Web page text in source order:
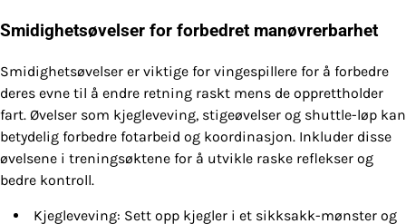
Smidighetsøvelser for forbedret manøvrerbarhet
Smidighetsøvelser er viktige for vingespillere for å forbedre
deres evne til å endre retning raskt mens de opprettholder
fart. Øvelser som kjegleveving, stigeøvelser og shuttle-løp kan
betydelig forbedre fotarbeid og koordinasjon. Inkluder disse
øvelsene i treningsøktene for å utvikle raske reflekser og
bedre kontroll.
Kjegleveving: Sett opp kjegler i et sikksakk-mønster og